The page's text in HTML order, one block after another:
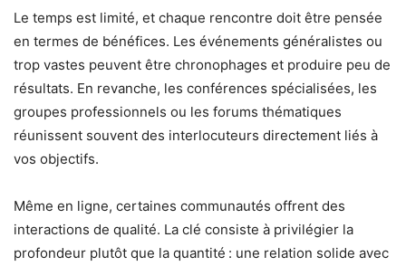
Le temps est limité, et chaque rencontre doit être pensée
en termes de bénéfices. Les événements généralistes ou
trop vastes peuvent être chronophages et produire peu de
résultats. En revanche, les conférences spécialisées, les
groupes professionnels ou les forums thématiques
réunissent souvent des interlocuteurs directement liés à
vos objectifs.
Même en ligne, certaines communautés offrent des
interactions de qualité. La clé consiste à privilégier la
profondeur plutôt que la quantité : une relation solide avec